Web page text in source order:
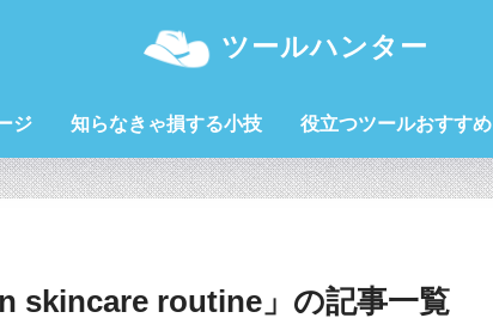
ツールハンター
ジ 知らなきゃ損する小技 役立つツールおすすめ
skincare routine」の記事一覧